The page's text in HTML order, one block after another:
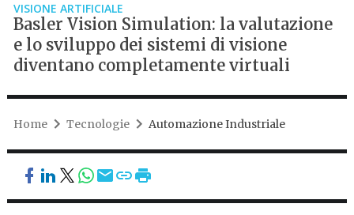
VISIONE ARTIFICIALE
Basler Vision Simulation: la valutazione
e lo sviluppo dei sistemi di visione
diventano completamente virtuali
Home Tecnologie Automazione Industriale